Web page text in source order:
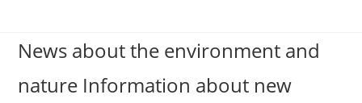
contentNews about the environment and
nature Information about new